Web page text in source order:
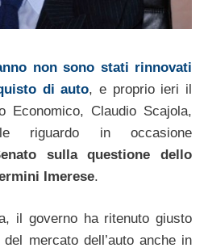
non sono stati rinnovati
di auto, e proprio ieri il
Economico, Claudio Scajola,
riguardo in occasione
sulla questione dello
Imerese.
il governo ha ritenuto giusto
del mercato dell’auto anche in